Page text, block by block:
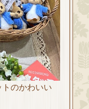
のかわいい